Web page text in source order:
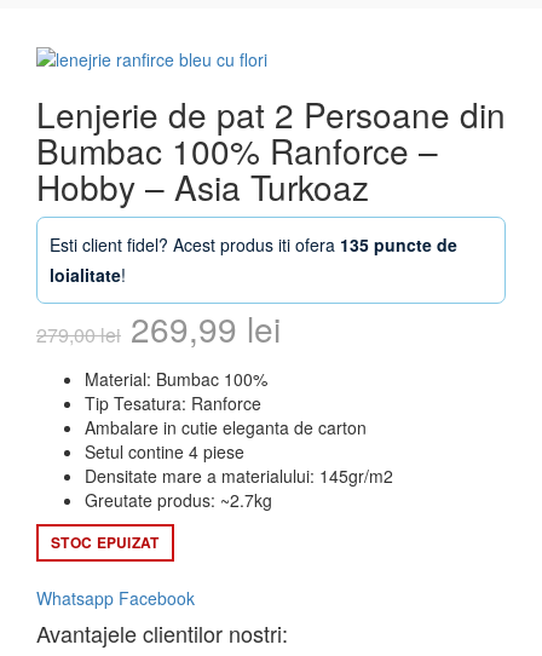
Lenjerie de pat 2 Persoane din
Bumbac 100% Ranforce –
Hobby – Asia Turkoaz
Esti client fidel? Acest produs iti ofera 135 puncte de
loialitate!
279,00lei Prețul
inițial
a
fost:
279,00 lei.
269,99 lei
este:
269,99 lei.
Material: Bumbac 100%
Tip Tesatura: Ranforce
Ambalare in cutie eleganta de carton
Setul contine 4 piese
Densitate mare a materialului: 145gr/m2
Greutate produs: ~2.7kg
STOC EPUIZAT
Whatsapp Facebook
Avantajele clientilor nostri: